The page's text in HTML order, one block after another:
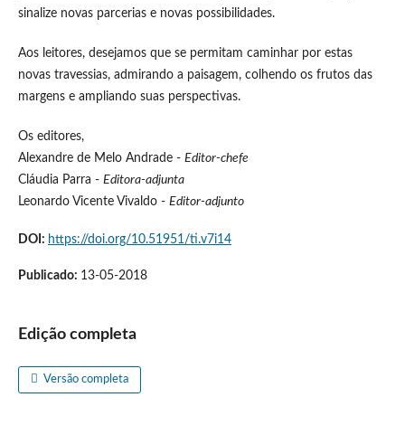
sinalize novas parcerias e novas possibilidades.
Aos leitores, desejamos que se permitam caminhar por estas
novas travessias, admirando a paisagem, colhendo os frutos das
margens e ampliando suas perspectivas.
Os editores,
Alexandre de Melo Andrade - Editor-chefe
Cláudia Parra - Editora-adjunta
Leonardo Vicente Vivaldo - Editor-adjunto
DOI: https://doi.org/10.51951/ti.v7i14
Publicado: 13-05-2018
Edição completa
Versão completa